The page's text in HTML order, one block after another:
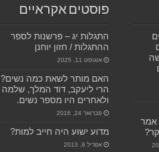
אמר
פוסטים אקראיים
התגלות יג – פרשנות לספר
ההתגלות / חזון יוחנן
אוגוסט 11, 2025
האם מותר לשאת כמה נשים?
הרי ליעקב, דוד המלך, שלמה
ולאחרים היו מספר נשים.
פברואר 24, 2016
מדוע ישוע היה חייב למות?
אפריל 9, 2013